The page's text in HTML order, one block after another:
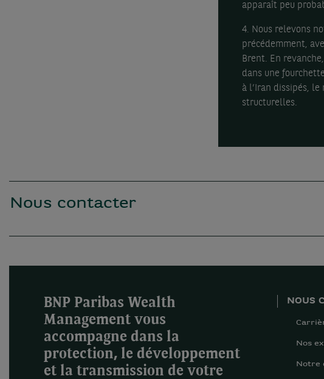
apparaît peu
4. Nous relevons
précédemment,
Brent. En
dans une
à l’Iran dissipés,
structurelles.
Nous contacter
BNP Paribas Wealth
Management vous
accompagne dans la
protection, le développement
et la transmission de votre
NOUS
Nos
Notre